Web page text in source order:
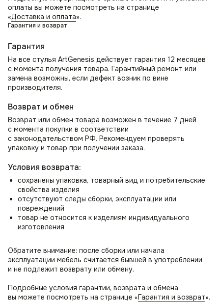
оплаты вы можете посмотреть на странице
«Доставка и оплата».
Гарантия и возврат
Гарантия
На все стулья ArtGenesis действует гарантия 12 месяцев
с момента получения товара. Гарантийный ремонт или
замена возможны, если дефект возник по вине
производителя.
Возврат и обмен
Возврат или обмен товара возможен в течение 7 дней
с момента покупки в соответствии
с законодательством РФ. Рекомендуем проверять
упаковку и товар при получении заказа.
Условия возврата:
сохранены упаковка, товарный вид и потребительские
свойства изделия
отсутствуют следы сборки, эксплуатации или
повреждений
товар не относится к изделиям индивидуального
изготовления
Обратите внимание: после сборки или начала
эксплуатации мебель считается бывшей в употреблении
и не подлежит возврату или обмену.
Подробные условия гарантии, возврата и обмена
вы можете посмотреть на странице «Гарантия и возврат».